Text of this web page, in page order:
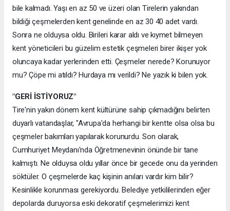
bile kalmadı. Yaşı en az 50 ve üzeri olan Tirelerin yakından
bildiği çeşmelerden kent genelinde en az 30 40 adet vardı.
Sonra ne olduysa oldu. Birileri karar aldı ve kıymet bilmeyen
kent yöneticileri bu güzelim estetik çeşmeleri birer ikişer yok
oluncaya kadar yerlerinden etti. Çeşmeler nerede? Korunuyor
mu? Çöpe mi atıldı? Hurdaya mı verildi? Ne yazık ki bilen yok.
"GERİ İSTİYORUZ"
Tire'nin yakın dönem kent kültürüne sahip çıkmadığını belirten
duyarlı vatandaşlar, "Avrupa'da herhangi bir kentte olsa olsa bu
çeşmeler bakımları yapılarak korunurdu. Son olarak,
Cumhuriyet Meydanı'nda Öğretmenevinin önünde bir tane
kalmıştı. Ne olduysa oldu yıllar önce bir gecede onu da yerinden
söktüler. O çeşmelerde kaç kişinin anıları vardır kim bilir?
Kesinlikle korunması gerekiyordu. Belediye yetkililerinden eğer
depolarda duruyorsa eski dekoratif çeşmelerimizi kent